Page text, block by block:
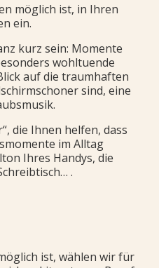
möglich ist, in Ihren
ein.
kurz sein: Momente
wohltuende
auf die traumhaften
sind, eine
die Ihnen helfen, dass
im Alltag
Ihres Handys, die
.
ist, wählen wir für